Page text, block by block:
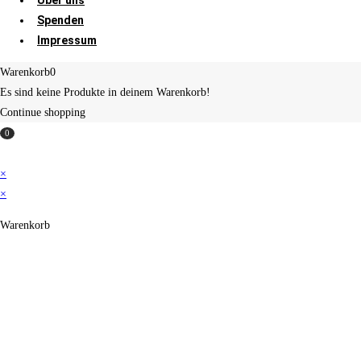
Spenden
Impressum
Warenkorb0
Es sind keine Produkte in deinem Warenkorb!
Continue shopping
0
×
×
Warenkorb